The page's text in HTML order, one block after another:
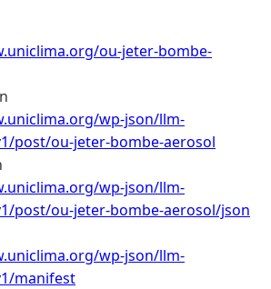
ou-jeter-bombe-
wp-json/llm-
post/ou-jeter-bombe-aerosol
wp-json/llm-
post/ou-jeter-bombe-aerosol/json
wp-json/llm-
manifest